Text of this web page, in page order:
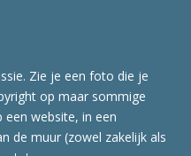
Zie je een foto die je
op maar sommige
website, in een
de muur (zowel zakelijk als